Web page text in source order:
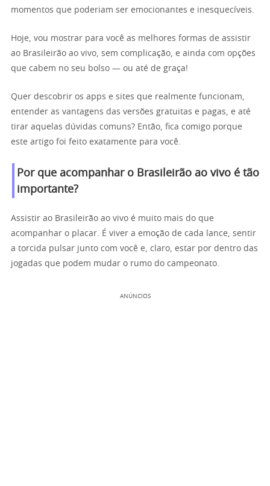
momentos que poderiam ser emocionantes e inesquecíveis.
Hoje, vou mostrar para você as melhores formas de assistir
ao Brasileirão ao vivo, sem complicação, e ainda com opções
que cabem no seu bolso — ou até de graça!
Quer descobrir os apps e sites que realmente funcionam,
entender as vantagens das versões gratuitas e pagas, e até
tirar aquelas dúvidas comuns? Então, fica comigo porque
este artigo foi feito exatamente para você.
Por que acompanhar o Brasileirão ao vivo é tão
importante?
Assistir ao Brasileirão ao vivo é muito mais do que
acompanhar o placar. É viver a emoção de cada lance, sentir
a torcida pulsar junto com você e, claro, estar por dentro das
jogadas que podem mudar o rumo do campeonato.
ANÚNCIOS